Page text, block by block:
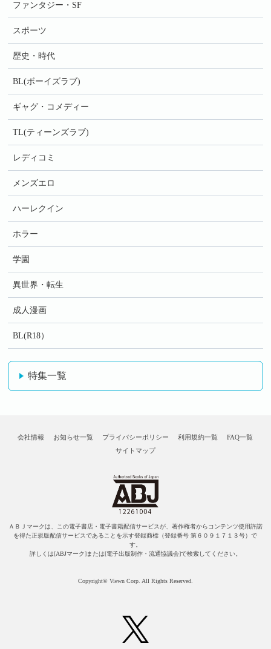
ファンタジー・SF
スポーツ
歴史・時代
BL(ボーイズラブ)
ギャグ・コメディー
TL(ティーンズラブ)
レディコミ
メンズエロ
ハーレクイン
ホラー
学園
異世界・転生
成人漫画
BL(R18）
特集一覧
会社情報 お知らせ一覧 プライバシーポリシー 利用規約一覧
FAQ一覧
サイトマップ
ＡＢＪマークは、この電子書店・電子書籍配信サービスが、著作権者からコンテンツ使用許諾
を得た正規版配信サービスであることを示す登録商標（登録番号 第６０９１７１３号）で
す。
詳しくは[ABJマーク]または[電子出版制作・流通協議会]で検索してください。
Copyright© Viewn Corp. All Rights Reserved.